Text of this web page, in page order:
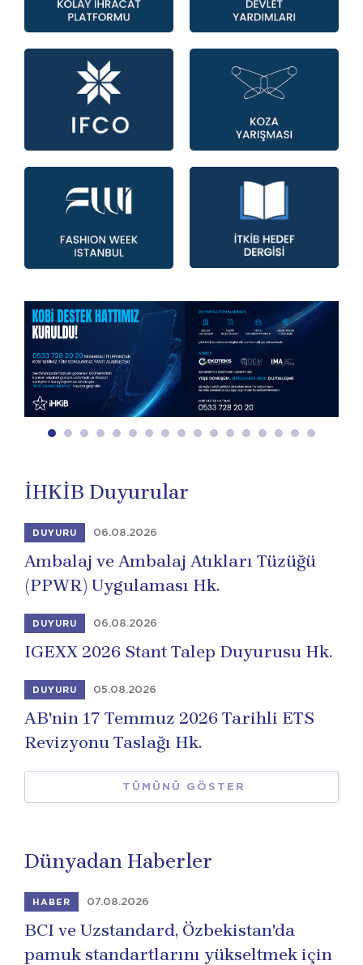
İHKİB Duyurular
DUYURU 06.08.2026
Ambalaj ve Ambalaj Atıkları Tüzüğü
(PPWR) Uygulaması Hk.
DUYURU 06.08.2026
IGEXX 2026 Stant Talep Duyurusu Hk.
DUYURU 05.08.2026
AB'nin 17 Temmuz 2026 Tarihli ETS
Revizyonu Taslağı Hk.
TÜMÜNÜ GÖSTER
Dünyadan Haberler
HABER 07.08.2026
BCI ve Uzstandard, Özbekistan'da
pamuk standartlarını yükseltmek için